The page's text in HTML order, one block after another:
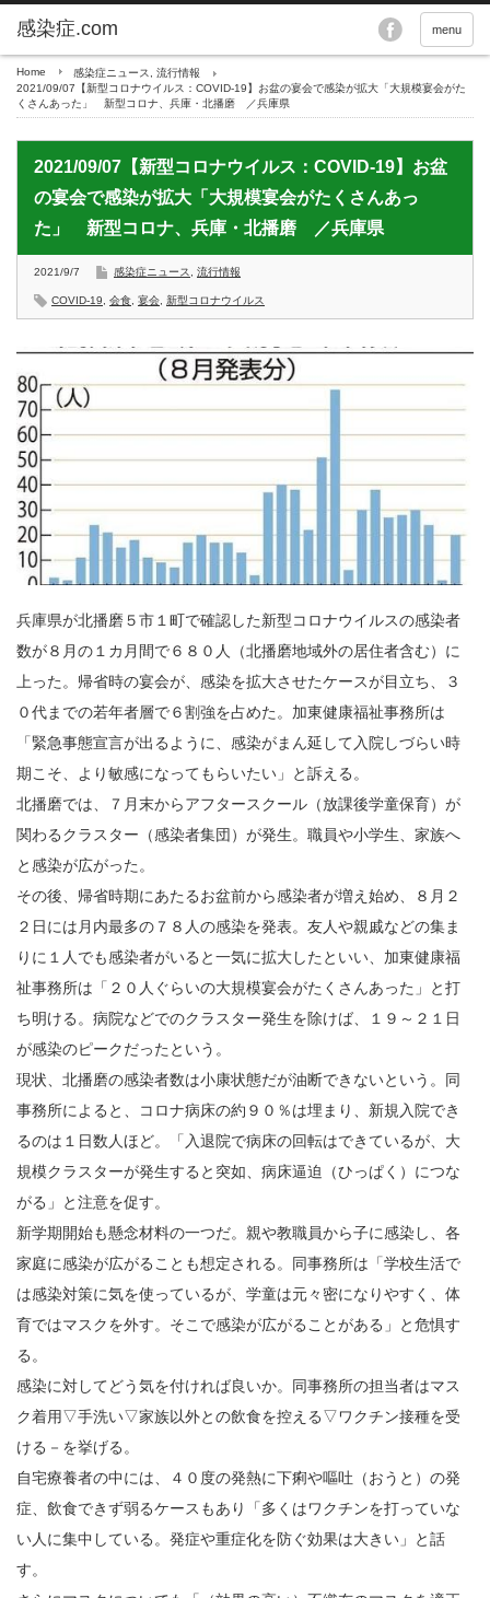
menu
Home 感染症ニュース
流行情報
2021/09/07【新型コロナウイルス：COVID-19】お盆の宴会で感染が拡大「大規模宴会がた
くさんあった」 新型コロナ、兵庫・北播磨 ／兵庫県
2021/09/07【新型コロナウイルス：COVID-19】お盆
の宴会で感染が拡大「大規模宴会がたくさんあっ
た」 新型コロナ、兵庫・北播磨 ／兵庫県
2021/9/7 感染症ニュース 流行情報
COVID-19 会食 宴会 新型コロナウイルス
兵庫県が北播磨５市１町で確認した新型コロナウイルスの感染者
数が８月の１カ月間で６８０人（北播磨地域外の居住者含む）に
上った。帰省時の宴会が、感染を拡大させたケースが目立ち、３
０代までの若年者層で６割強を占めた。加東健康福祉事務所は
「緊急事態宣言が出るように、感染がまん延して入院しづらい時
期こそ、より敏感になってもらいたい」と訴える。
北播磨では、７月末からアフタースクール（放課後学童保育）が
関わるクラスター（感染者集団）が発生。職員や小学生、家族へ
と感染が広がった。
その後、帰省時期にあたるお盆前から感染者が増え始め、８月２
２日には月内最多の７８人の感染を発表。友人や親戚などの集ま
りに１人でも感染者がいると一気に拡大したといい、加東健康福
祉事務所は「２０人ぐらいの大規模宴会がたくさんあった」と打
ち明ける。病院などでのクラスター発生を除けば、１９～２１日
が感染のピークだったという。
現状、北播磨の感染者数は小康状態だが油断できないという。同
事務所によると、コロナ病床の約９０％は埋まり、新規入院でき
るのは１日数人ほど。「入退院で病床の回転はできているが、大
規模クラスターが発生すると突如、病床逼迫（ひっぱく）につな
がる」と注意を促す。
新学期開始も懸念材料の一つだ。親や教職員から子に感染し、各
家庭に感染が広がることも想定される。同事務所は「学校生活で
は感染対策に気を使っているが、学童は元々密になりやすく、体
育ではマスクを外す。そこで感染が広がることがある」と危惧す
る。
感染に対してどう気を付ければ良いか。同事務所の担当者はマス
ク着用▽手洗い▽家族以外との飲食を控える▽ワクチン接種を受
ける－を挙げる。
自宅療養者の中には、４０度の発熱に下痢や嘔吐（おうと）の発
症、飲食できず弱るケースもあり「多くはワクチンを打っていな
い人に集中している。発症や重症化を防ぐ効果は大きい」と話
す。